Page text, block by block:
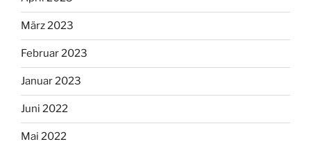
März 2023
Februar 2023
Januar 2023
Juni 2022
Mai 2022